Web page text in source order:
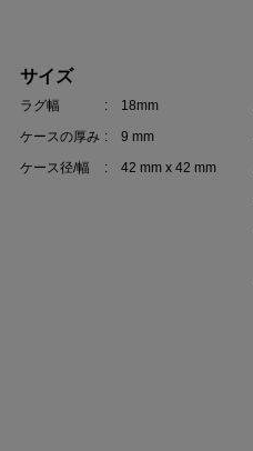
サイズ
ラグ幅
: 18mm
ケースの厚み : 9 mm
ケース径/幅
: 42 mm x 42 mm